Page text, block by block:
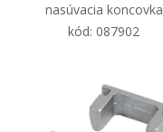
nasúvacia koncovka
kód: 087902